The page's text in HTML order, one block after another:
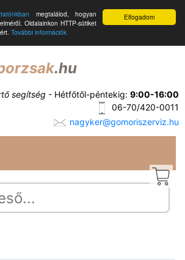
Elfogadom
megtalálod, hogyan
Oldalainkon HTTP-sütiket
További információk
.hu
segítség - Hétfőtől-péntekig: 9:00-16:00
06-70/420-0011
nagyker@gomoriszerviz.hu